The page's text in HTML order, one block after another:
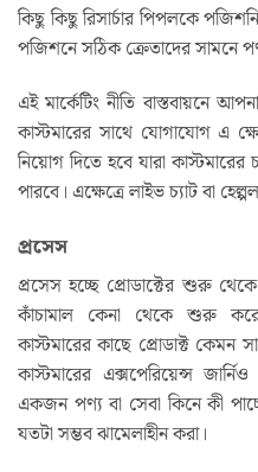
কিছু কিছু রিসার্চার পিপলকে
পজিশনে সঠিক ক্রেতাদের সামনে
এই মার্কেটিং নীতি বাস্তবায়নে
কাস্টমারের সাথে যোগাযোগ এ
নিয়োগ দিতে হবে যারা কাস্টমারের
পারবে। এক্ষেত্রে লাইভ চ্যাট বা
প্রসেস
প্রসেস হচ্ছে প্রোডাক্টের শুরু
কাঁচামাল কেনা থেকে শুরু
কাস্টমারের কাছে প্রোডাক্ট কেমন
কাস্টমারের এক্সপেরিয়েন্স
একজন পণ্য বা সেবা কিনে কী
যতটা সম্ভব ঝামেলাহীন করা।